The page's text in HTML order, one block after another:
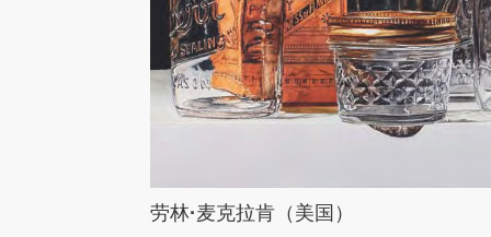
劳林·麦克拉肯（美国）